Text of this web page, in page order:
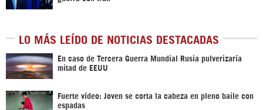
LO MÁS LEÍDO DE NOTICIAS DESTACADAS
En caso de Tercera Guerra Mundial Rusia pulverizaría
mitad de EEUU
Fuerte vídeo: Joven se corta la cabeza en pleno baile con
espadas